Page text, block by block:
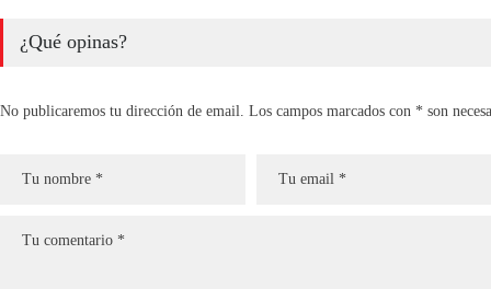
¿Qué opinas?
No publicaremos tu dirección de email. Los campos marcados con * son